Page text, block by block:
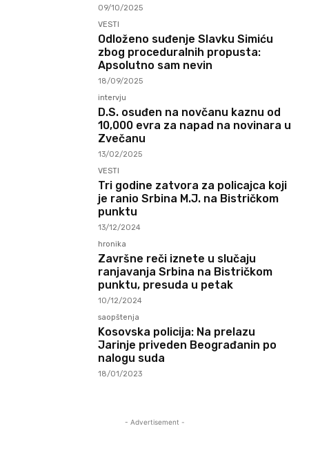
09/10/2025
VESTI
Odloženo suđenje Slavku Simiću
zbog proceduralnih propusta:
Apsolutno sam nevin
18/09/2025
intervju
D.S. osuđen na novčanu kaznu od
10,000 evra za napad na novinara u
Zvečanu
13/02/2025
VESTI
Tri godine zatvora za policajca koji
je ranio Srbina M.J. na Bistričkom
punktu
13/12/2024
hronika
Završne reči iznete u slučaju
ranjavanja Srbina na Bistričkom
punktu, presuda u petak
10/12/2024
saopštenja
Kosovska policija: Na prelazu
Jarinje priveden Beograđanin po
nalogu suda
18/01/2023
- Advertisement -